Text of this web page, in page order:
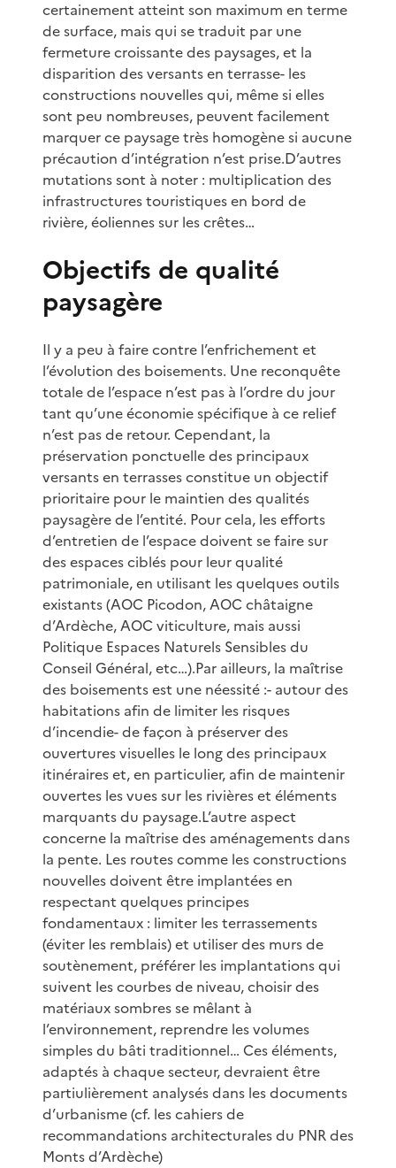
certainement atteint son maximum en terme
de surface, mais qui se traduit par une
fermeture croissante des paysages, et la
disparition des versants en terrasse- les
constructions nouvelles qui, même si elles
sont peu nombreuses, peuvent facilement
marquer ce paysage très homogène si aucune
précaution d’intégration n’est prise.D’autres
mutations sont à noter : multiplication des
infrastructures touristiques en bord de
rivière, éoliennes sur les crêtes…
Objectifs de qualité
paysagère
Il y a peu à faire contre l’enfrichement et
l’évolution des boisements. Une reconquête
totale de l’espace n’est pas à l’ordre du jour
tant qu’une économie spécifique à ce relief
n’est pas de retour. Cependant, la
préservation ponctuelle des principaux
versants en terrasses constitue un objectif
prioritaire pour le maintien des qualités
paysagère de l’entité. Pour cela, les efforts
d’entretien de l’espace doivent se faire sur
des espaces ciblés pour leur qualité
patrimoniale, en utilisant les quelques outils
existants (AOC Picodon, AOC châtaigne
d’Ardèche, AOC viticulture, mais aussi
Politique Espaces Naturels Sensibles du
Conseil Général, etc…).Par ailleurs, la maîtrise
des boisements est une néessité :- autour des
habitations afin de limiter les risques
d’incendie- de façon à préserver des
ouvertures visuelles le long des principaux
itinéraires et, en particulier, afin de maintenir
ouvertes les vues sur les rivières et éléments
marquants du paysage.L’autre aspect
concerne la maîtrise des aménagements dans
la pente. Les routes comme les constructions
nouvelles doivent être implantées en
respectant quelques principes
fondamentaux : limiter les terrassements
(éviter les remblais) et utiliser des murs de
soutènement, préférer les implantations qui
suivent les courbes de niveau, choisir des
matériaux sombres se mêlant à
l’environnement, reprendre les volumes
simples du bâti traditionnel… Ces éléments,
adaptés à chaque secteur, devraient être
partiulièrement analysés dans les documents
d’urbanisme (cf. les cahiers de
recommandations architecturales du PNR des
Monts d’Ardèche)